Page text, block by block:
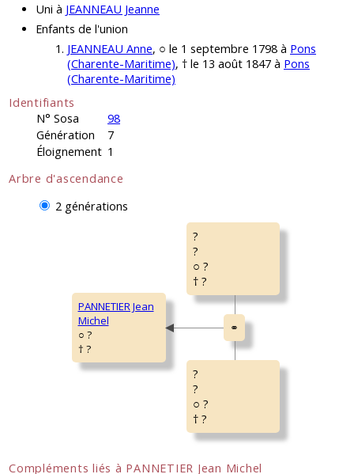
Uni à JEANNEAU Jeanne
Enfants de l'union
JEANNEAU Anne, ○ le 1 septembre 1798 à Pons
(Charente-Maritime), † le 13 août 1847 à Pons
(Charente-Maritime)
Identifiants
N° Sosa
98
Génération
7
Éloignement 1
Arbre d'ascendance
2 générations
PANNETIER Jean
Michel
○ ?
† ?
?
?
○ ?
† ?
?
?
○ ?
† ?
Compléments liés à PANNETIER Jean Michel